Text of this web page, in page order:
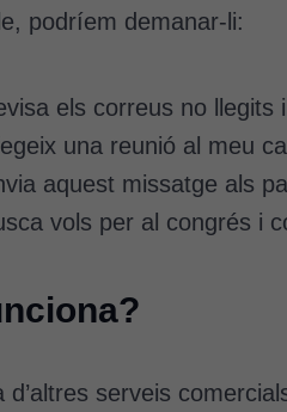
podríem demanar-li:
els correus no llegits
una reunió al meu
aquest missatge als
vols per al congrés i
d’altres serveis